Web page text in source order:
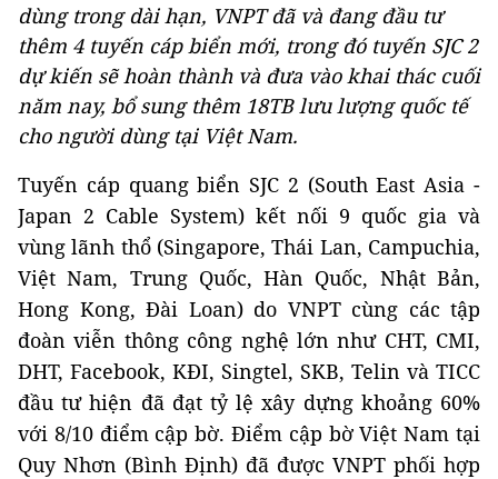
dùng trong dài hạn, VNPT đã và đang đầu tư
thêm 4 tuyến cáp biển mới, trong đó tuyến SJC 2
dự kiến sẽ hoàn thành và đưa vào khai thác cuối
năm nay, bổ sung thêm 18TB lưu lượng quốc tế
cho người dùng tại Việt Nam.
Tuyến cáp quang biển SJC 2 (South East Asia -
Japan 2 Cable System) kết nối 9 quốc gia và
vùng lãnh thổ (Singapore, Thái Lan, Campuchia,
Việt Nam, Trung Quốc, Hàn Quốc, Nhật Bản,
Hong Kong, Đài Loan) do VNPT cùng các tập
đoàn viễn thông công nghệ lớn như CHT, CMI,
DHT, Facebook, KĐI, Singtel, SKB, Telin và TICC
đầu tư hiện đã đạt tỷ lệ xây dựng khoảng 60%
với 8/10 điểm cập bờ. Điểm cập bờ Việt Nam tại
Quy Nhơn (Bình Định) đã được VNPT phối hợp